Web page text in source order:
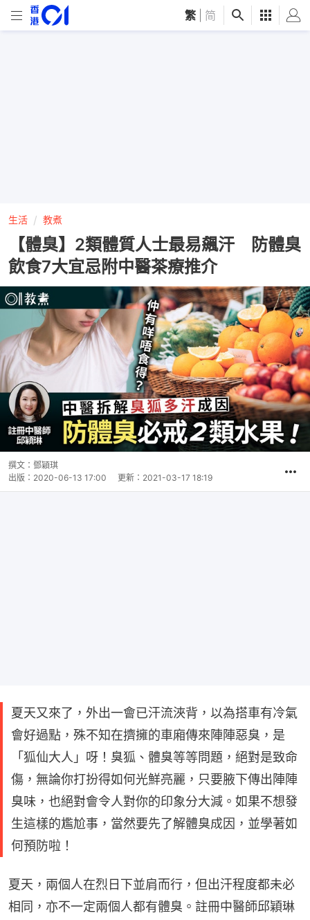
繁 简
生活 教煮
【體臭】2類體質人士最易飆汗 防體臭
飲食7大宜忌附中醫茶療推介
撰文： 鄧穎琪
出版： 2020-06-13 17:00 更新： 2021-03-17 18:19
夏天又來了，外出一會已汗流浹背，以為搭車有冷氣
會好過點，殊不知在擠擁的車廂傳來陣陣惡臭，是
「狐仙大人」呀！臭狐、體臭等等問題，絕對是致命
傷，無論你打扮得如何光鮮亮麗，只要腋下傳出陣陣
臭味，也絕對會令人對你的印象分大減。如果不想發
生這樣的尷尬事，當然要先了解體臭成因，並學著如
何預防啦！
夏天，兩個人在烈日下並肩而行，但出汗程度都未必
相同，亦不一定兩個人都有體臭。註冊中醫師邱穎琳